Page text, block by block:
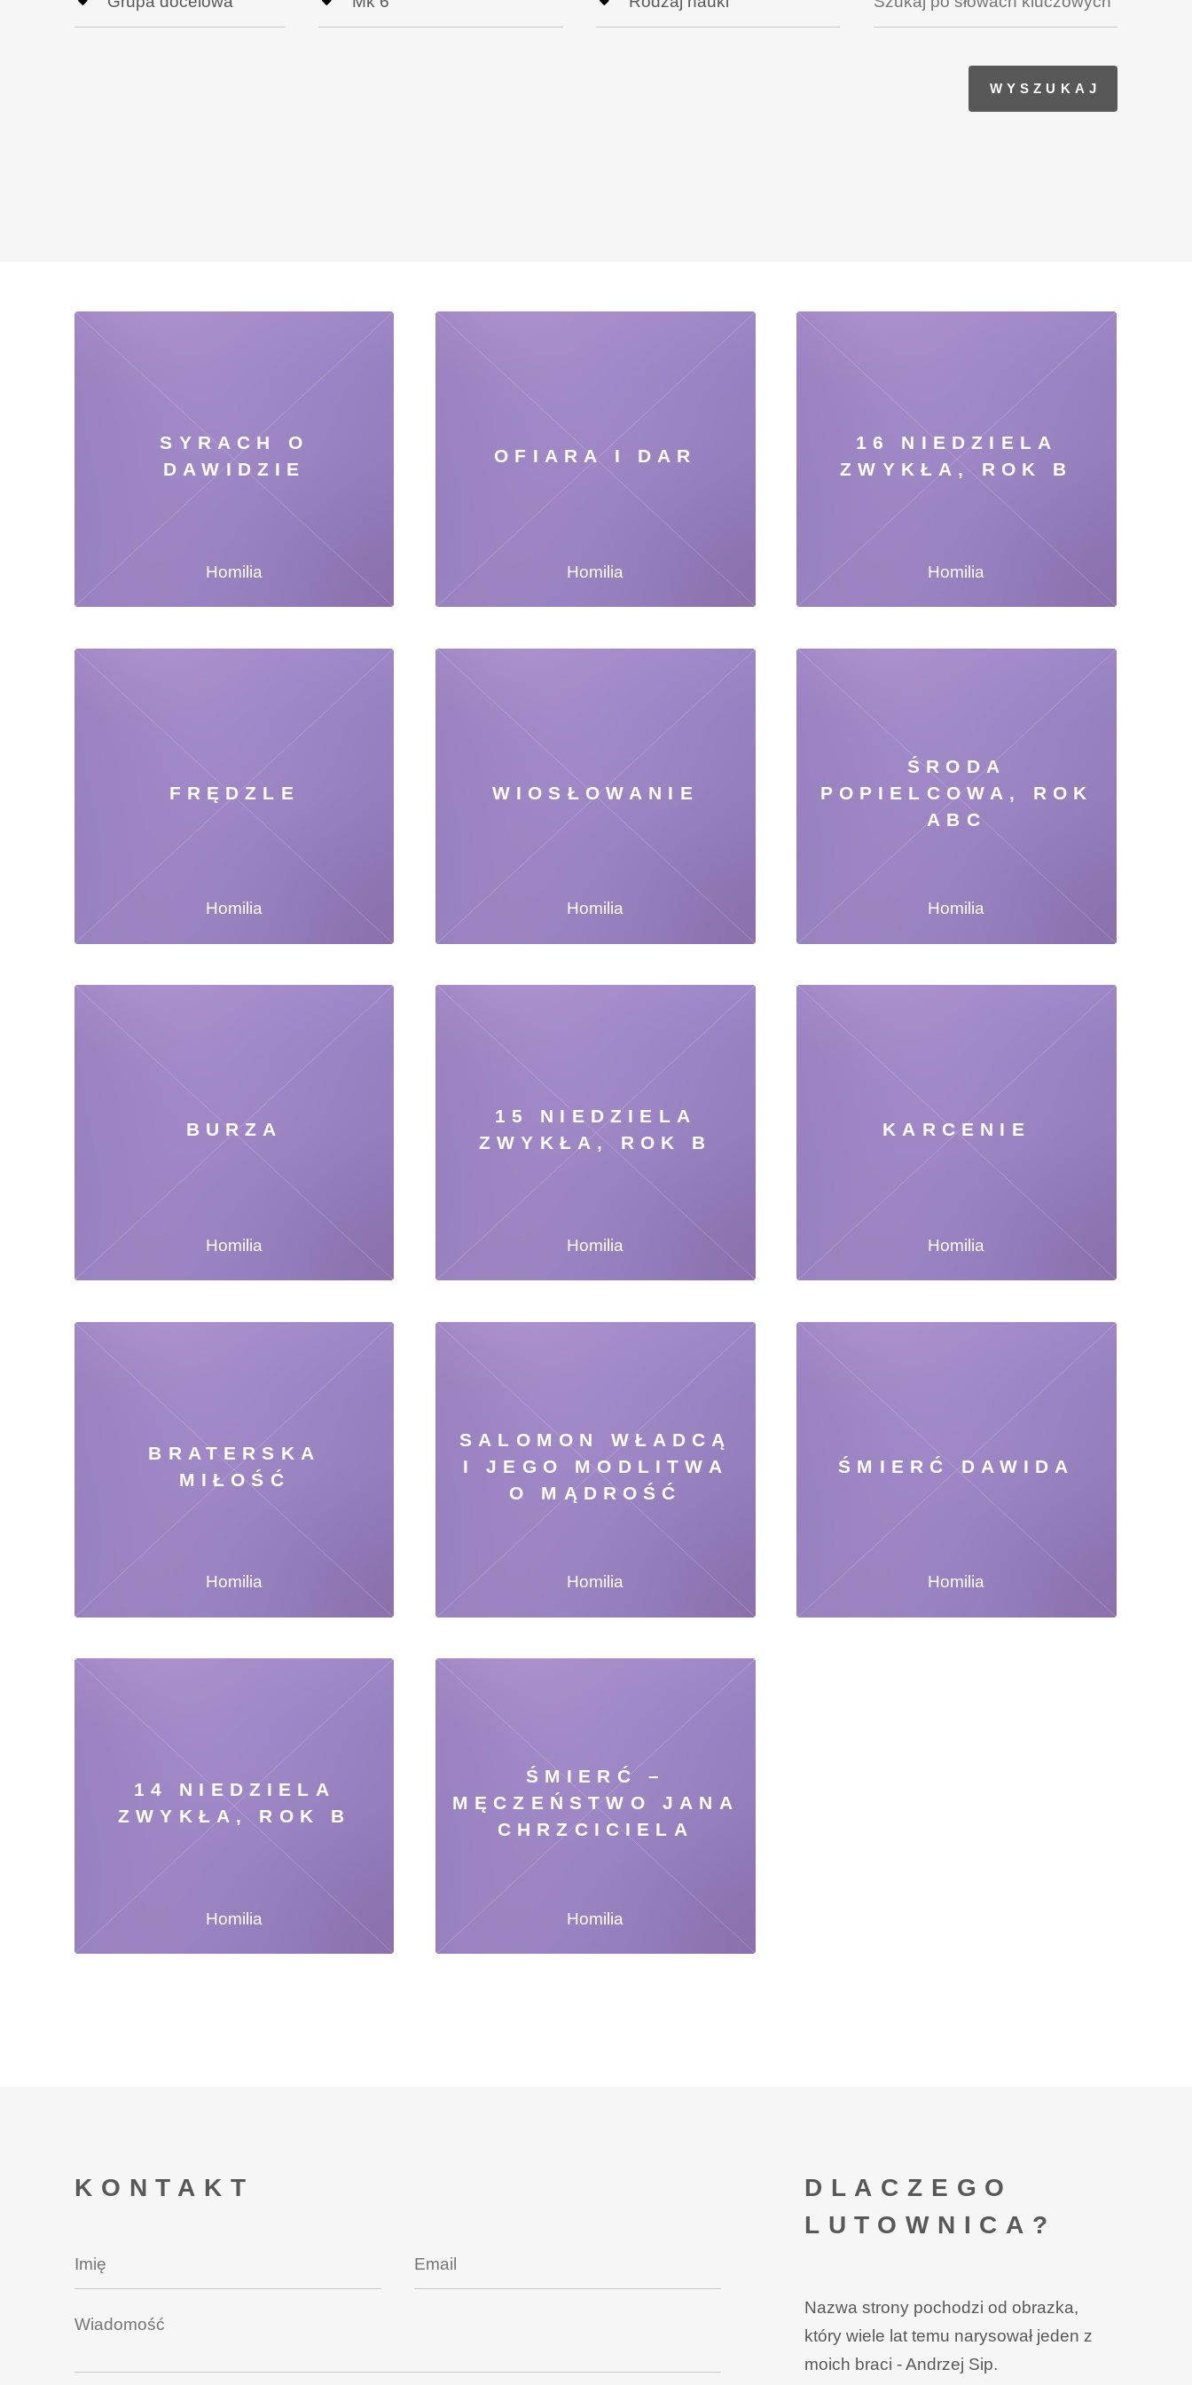
SYRACH O
DAWIDZIE
Homilia
OFIARA I DAR
Homilia
16 NIEDZIELA
ZWYKŁA, ROK B
Homilia
FRĘDZLE
Homilia
WIOSŁOWANIE
Homilia
ŚRODA
POPIELCOWA, ROK
ABC
Homilia
BURZA
Homilia
15 NIEDZIELA
ZWYKŁA, ROK B
Homilia
KARCENIE
Homilia
BRATERSKA
MIŁOŚĆ
Homilia
SALOMON WŁADCĄ
I JEGO MODLITWA
O MĄDROŚĆ
Homilia
ŚMIERĆ DAWIDA
Homilia
14 NIEDZIELA
ZWYKŁA, ROK B
Homilia
ŚMIERĆ –
MĘCZEŃSTWO JANA
CHRZCICIELA
Homilia
KONTAKT
DLACZEGO
LUTOWNICA?
Nazwa strony pochodzi od obrazka,
który wiele lat temu narysował jeden z
moich braci - Andrzej Sip.